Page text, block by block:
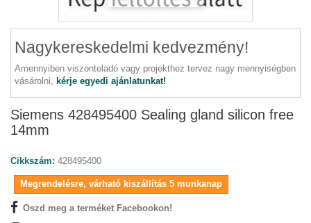
Nagykereskedelmi kedvezmény!
Amennyiben viszonteladó vagy projekthez tervez nagy mennyiségben
vásárolni, kérje egyedi ajánlatunkat!
Siemens 428495400 Sealing gland silicon free
14mm
Cikkszám: 428495400
Megrendelésre, várható kiszállítás 5 munkanap
Oszd meg a terméket Facebookon!